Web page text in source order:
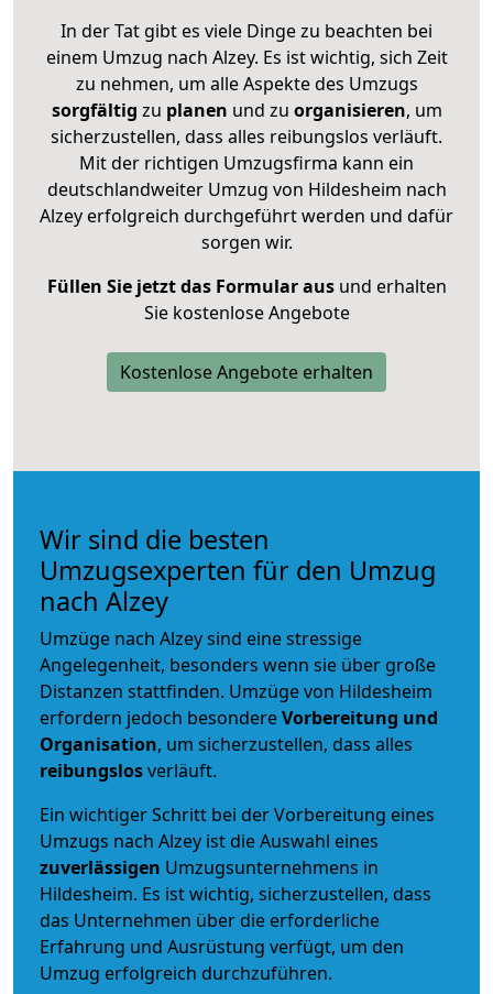
In der Tat gibt es viele Dinge zu beachten bei
einem Umzug nach Alzey. Es ist wichtig, sich Zeit
zu nehmen, um alle Aspekte des Umzugs
sorgfältig zu planen und zu organisieren, um
sicherzustellen, dass alles reibungslos verläuft.
Mit der richtigen Umzugsfirma kann ein
deutschlandweiter Umzug von Hildesheim nach
Alzey erfolgreich durchgeführt werden und dafür
sorgen wir.
Füllen Sie jetzt das Formular ausund erhalten
Sie kostenlose Angebote
Kostenlose Angebote erhalten
Wir sind die besten
Umzugsexperten für den Umzug
nach Alzey
Umzüge nach Alzey sind eine stressige
Angelegenheit, besonders wenn sie über große
Distanzen stattfinden. Umzüge von Hildesheim
erfordern jedoch besondereVorbereitung und
Organisation, um sicherzustellen, dass alles
reibungslosverläuft.
Ein wichtiger Schritt bei der Vorbereitung eines
Umzugs nach Alzey ist die Auswahl eines
zuverlässigen Umzugsunternehmens in
Hildesheim. Es ist wichtig, sicherzustellen, dass
das Unternehmen über die erforderliche
Erfahrung und Ausrüstung verfügt, um den
Umzug erfolgreich durchzuführen.